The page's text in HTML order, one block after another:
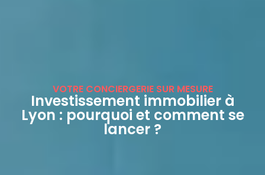
VOTRE CONCIERGERIE SUR MESURE
Investissement immobilier à
Lyon : pourquoi et comment se
lancer ?